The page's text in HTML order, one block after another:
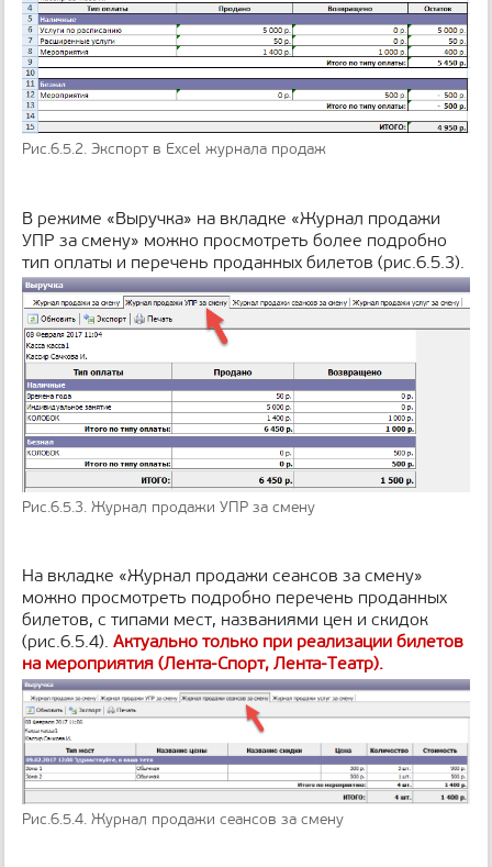
Рис.6.5.2. Экспорт в Excel журнала продаж
В режиме «Выручка» на вкладке «Журнал продажи
УПР за смену» можно просмотреть более подробно
тип оплаты и перечень проданных билетов (рис.6.5.3).
Рис.6.5.3. Журнал продажи УПР за смену
На вкладке «Журнал продажи сеансов за смену»
можно просмотреть подробно перечень проданных
билетов, с типами мест, названиями цен и скидок
(рис.6.5.4).Актуально только при реализации билетов
на мероприятия (Лента-Спорт, Лента-Театр).
Рис.6.5.4. Журнал продажи сеансов за смену